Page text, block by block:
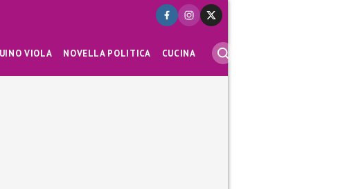
VIOLA NOVELLA POLITICA CUCINA